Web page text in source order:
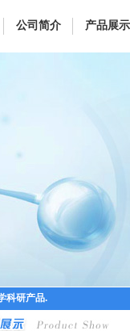
公司简介 产品展示
科研产品.